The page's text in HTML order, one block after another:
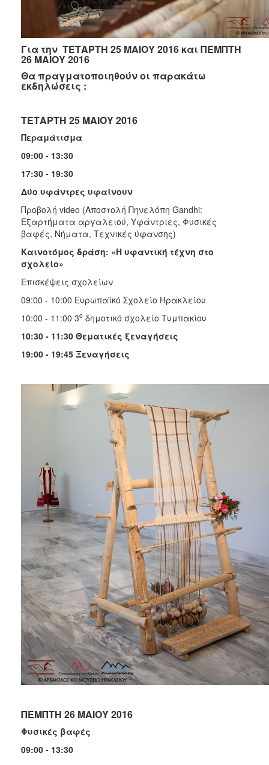
Για την ΤΕΤΑΡΤΗ 25 ΜΑΙΟΥ 2016 και ΠΕΜΠΤΗ
26 ΜΑΙΟΥ 2016
Θα πραγματοποιηθούν οι παρακάτω
εκδηλώσεις :
ΤΕΤΑΡΤΗ 25 ΜΑΙΟΥ 2016
Περαμάτισμα
09:00 - 13:30
17:30 - 19:30
Δύο υφάντρες υφαίνουν
Προβολή video (Αποστολή Πηνελόπη Gandhi:
Εξαρτήματα αργαλειού, Υφάντριες, Φυσικές
βαφές, Νήματα, Τεχνικές ύφανσης)
Καινοτόμος δράση: «Η υφαντική τέχνη στο
σχολείο»
Επισκέψεις σχολείων
09:00 - 10:00 Ευρωπαϊκό Σχολείο Ηρακλείου
10:00 - 11:00 3ο δημοτικό σχολείο Τυμπακίου
10:30 - 11:30 Θεματικές ξεναγήσεις
19:00 - 19:45 Ξεναγήσεις
ΠΕΜΠΤΗ 26 ΜΑΙΟΥ 2016
Φυσικές βαφές
09:00 - 13:30